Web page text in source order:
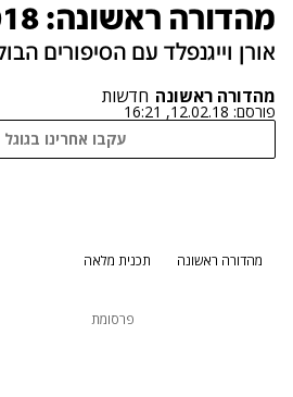
מהדורה ראשונה: 12.02.2018
אורן וייגנפלד עם הסיפורים
מהדורה ראשונה חדשות
פורסם: 12.02.18, 16:21
עקבו אחרינו בגוגל
נתקלנו בבעיה
מהדורה ראשונה תכנית מלאה
פרסומת